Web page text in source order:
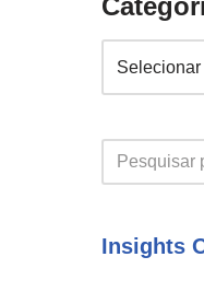
Insights